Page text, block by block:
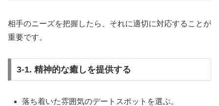
相手のニーズを把握したら、それに適切に対応することが
重要です。
3-1. 精神的な癒しを提供する
落ち着いた雰囲気のデートスポットを選ぶ。